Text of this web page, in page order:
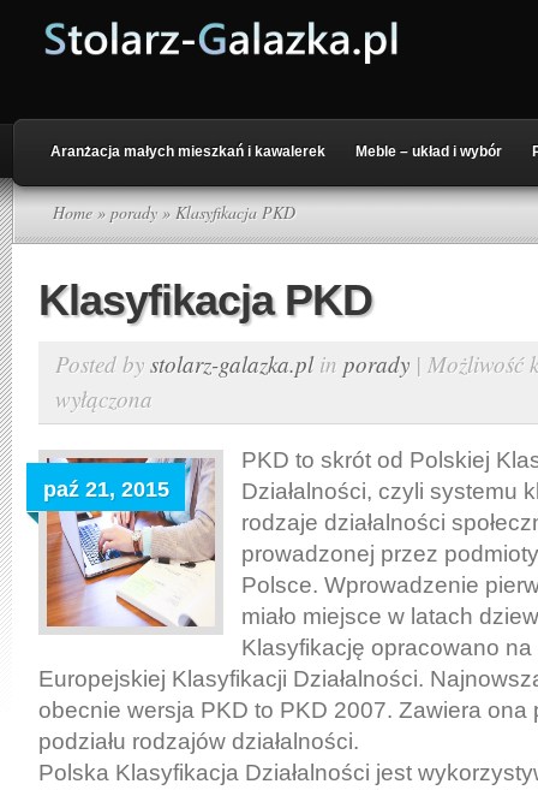
Aranżacja małych mieszkań i kawalerek Meble – układ i wybór
Home » porady» Klasyfikacja PKD
Klasyfikacja PKD
Posted by stolarz-galazka.plin porady | Możliwość
wyłączona
paź 21, 2015
PKD to skrót od Polskiej
Działalności, czyli systemu
rodzaje działalności
prowadzonej przez
Polsce. Wprowadzenie
miało miejsce w latach
Klasyfikację opracowano
Europejskiej Klasyfikacji Działalności.
obecnie wersja PKD to PKD 2007. Zawiera ona
podziału rodzajów działalności.
Polska Klasyfikacja Działalności jest